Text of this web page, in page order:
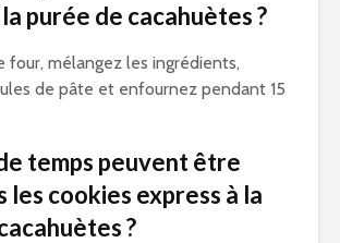
purée de cacahuètes ?
four, mélangez les ingrédients,
de pâte et enfournez pendant 15
temps peuvent être
les cookies express à la
?